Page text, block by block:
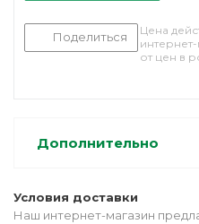
Поделиться
Цена
от цен в
Дополнительно
Условия доставки
Наш интернет-магазин